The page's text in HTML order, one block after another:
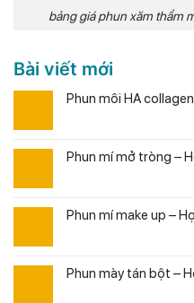
bảng giá phun xăm thẩm
Bài viết mới
Phun môi HA
Phun mí mở tròng –
Phun mí make up –
Phun mày tán bột –